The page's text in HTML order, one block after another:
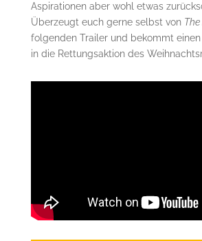
Aspirationen aber wohl etwas
Überzeugt euch gerne selbst von The
folgenden Trailer und bekommt
in die Rettungsaktion des